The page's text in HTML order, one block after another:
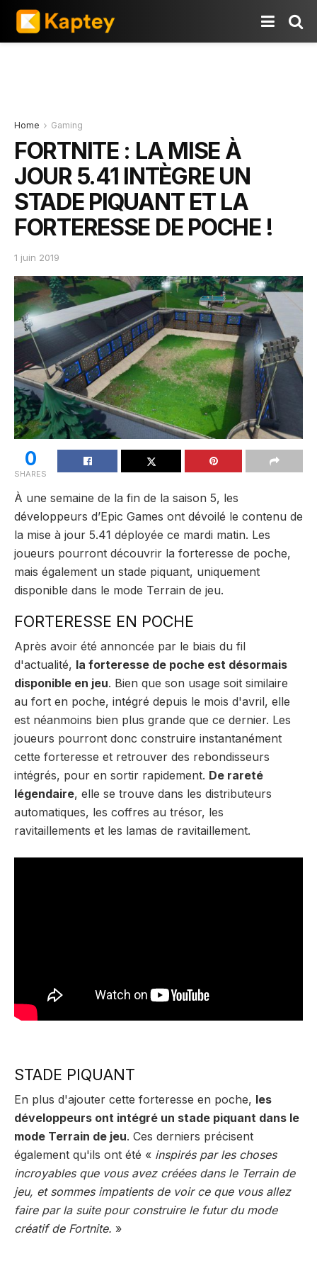
Home Gaming
FORTNITE : LA MISE À
JOUR 5.41 INTÈGRE UN
STADE PIQUANT ET LA
FORTERESSE DE POCHE !
1 juin 2019
0
SHARES
À une semaine de la fin de la saison 5, les
développeurs d’Epic Games ont dévoilé le contenu de
la mise à jour 5.41 déployée ce mardi matin. Les
joueurs pourront découvrir la forteresse de poche,
mais également un stade piquant, uniquement
disponible dans le mode Terrain de jeu.
FORTERESSE EN POCHE
Après avoir été annoncée par le biais du fil
d'actualité, la forteresse de poche est désormais
disponible en jeu. Bien que son usage soit similaire
au fort en poche, intégré depuis le mois d'avril, elle
est néanmoins bien plus grande que ce dernier. Les
joueurs pourront donc construire instantanément
cette forteresse et retrouver des rebondisseurs
intégrés, pour en sortir rapidement. De rareté
légendaire, elle se trouve dans les distributeurs
automatiques, les coffres au trésor, les
ravitaillements et les lamas de ravitaillement.
STADE PIQUANT
En plus d'ajouter cette forteresse en poche, les
développeurs ont intégré un stade piquant dans le
mode Terrain de jeu. Ces derniers précisent
également qu'ils ont été « inspirés par les choses
incroyables que vous avez créées dans le Terrain de
jeu, et sommes impatients de voir ce que vous allez
faire par la suite pour construire le futur du mode
créatif de Fortnite. »